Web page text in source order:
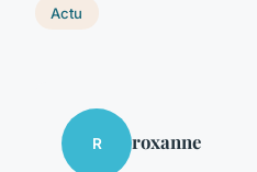
Actu
R roxanne